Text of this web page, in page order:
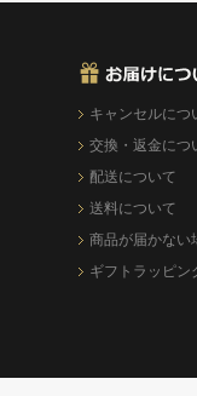
キャンセルにつ
交換・返金につ
配送について
送料について
商品が届かない
ギフトラッピン